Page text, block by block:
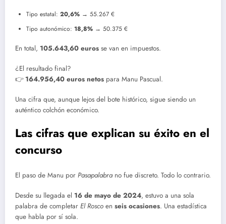
Tipo estatal: 20,6% → 55.267 €
Tipo autonómico: 18,8% → 50.375 €
En total, 105.643,60 euros se van en impuestos.
¿El resultado final?
👉 164.956,40 euros netos para Manu Pascual.
Una cifra que, aunque lejos del bote histórico, sigue siendo un
auténtico colchón económico.
Las cifras que explican su éxito en el
concurso
El paso de Manu por Pasapalabrano fue discreto. Todo lo contrario.
Desde su llegada el 16 de mayo de 2024, estuvo a una sola
palabra de completar El Rosco en seis ocasiones. Una estadística
que habla por sí sola.